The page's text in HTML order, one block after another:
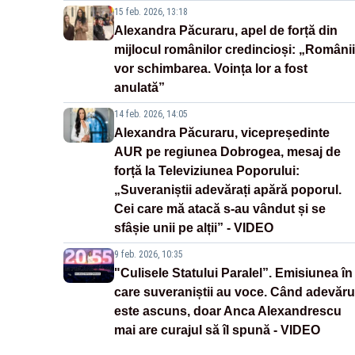
15 feb. 2026, 13:18
Alexandra Păcuraru, apel de forță din
mijlocul românilor credincioși: „Românii
vor schimbarea. Voința lor a fost
anulată”
14 feb. 2026, 14:05
Alexandra Păcuraru, vicepreședinte
AUR pe regiunea Dobrogea, mesaj de
forță la Televiziunea Poporului:
„Suveraniștii adevărați apără poporul.
Cei care mă atacă s-au vândut și se
sfâșie unii pe alții” - VIDEO
9 feb. 2026, 10:35
"Culisele Statului Paralel”. Emisiunea în
care suveraniștii au voce. Când
este ascuns, doar Anca Alexandrescu
mai are curajul să îl spună - VIDEO